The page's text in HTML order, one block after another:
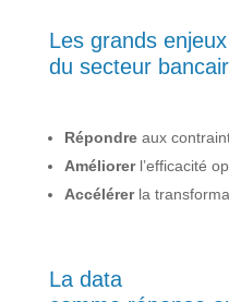
Les grands enjeux
du secteur
Répondre aux
Améliorer l’efficacité
Accélérer la
La data